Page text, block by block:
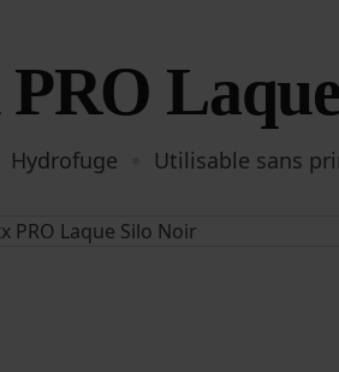
Hydrofuge Utilisable sans